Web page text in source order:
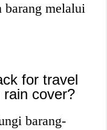
barang melalui
for travel
rain cover?
barang-